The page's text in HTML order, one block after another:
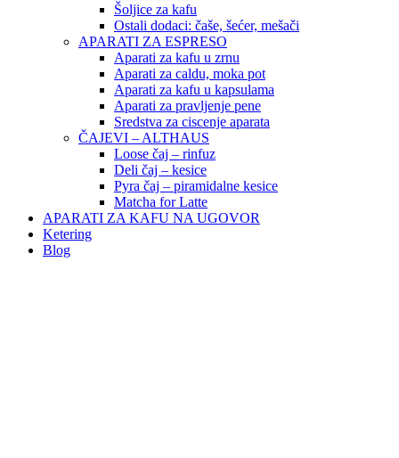
Šoljice za kafu
Ostali dodaci: čaše, šećer, mešači
APARATI ZA ESPRESO
Aparati za kafu u zrnu
Aparati za caldu, moka pot
Aparati za kafu u kapsulama
Aparati za pravljenje pene
Sredstva za ciscenje aparata
ČAJEVI – ALTHAUS
Loose čaj – rinfuz
Deli čaj – kesice
Pyra čaj – piramidalne kesice
Matcha for Latte
APARATI ZA KAFU NA UGOVOR
Ketering
Blog